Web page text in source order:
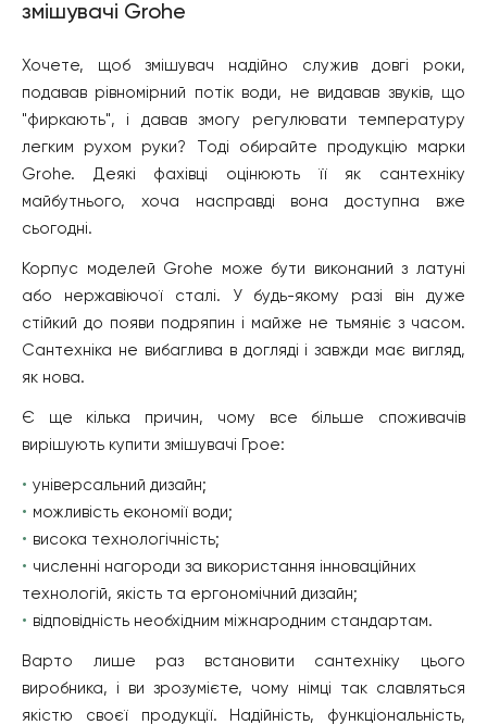
змішувачі Grohe
Хочете, щоб змішувач надійно служив довгі роки,
подавав рівномірний потік води, не видавав звуків, що
"фиркають", і давав змогу регулювати температуру
легким рухом руки? Тоді обирайте продукцію марки
Grohe. Деякі фахівці оцінюють її як сантехніку
майбутнього, хоча насправді вона доступна вже
сьогодні.
Корпус моделей Grohe може бути виконаний з латуні
або нержавіючої сталі. У будь-якому разі він дуже
стійкий до появи подряпин і майже не тьмяніє з часом.
Сантехніка не вибаглива в догляді і завжди має вигляд,
як нова.
Є ще кілька причин, чому все більше споживачів
вирішують купити змішувачі Грое:
універсальний дизайн;
можливість економії води;
висока технологічність;
численні нагороди за використання інноваційних
технологій, якість та ергономічний дизайн;
відповідність необхідним міжнародним стандартам.
Варто лише раз встановити сантехніку цього
виробника, і ви зрозумієте, чому німці так славляться
якістю своєї продукції. Надійність, функціональність,